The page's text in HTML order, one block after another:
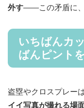
外す——この矛盾に、
いちばんカ
ばんピント
盗塁やクロスプレー
イイ写真が撮れる場